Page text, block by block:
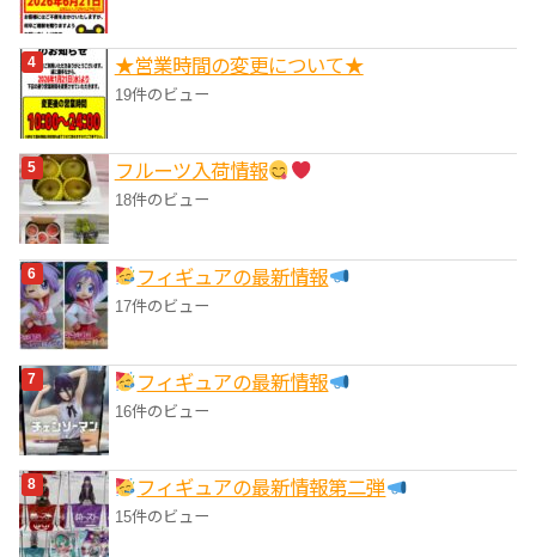
★営業時間の変更について★
19件のビュー
フルーツ入荷情報
18件のビュー
フィギュアの最新情報
17件のビュー
フィギュアの最新情報
16件のビュー
フィギュアの最新情報第二弾
15件のビュー